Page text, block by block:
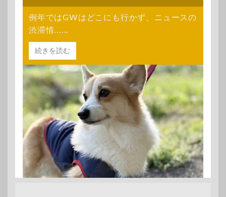
例年ではGWはどこにも行かず、ニュースの
渋滞情......
続きを読む